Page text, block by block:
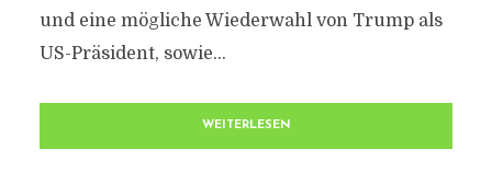
und eine mögliche Wiederwahl von Trump als
US-Präsident, sowie...
WEITERLESEN